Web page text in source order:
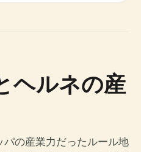
ヘルネの産
の産業力だったルール地